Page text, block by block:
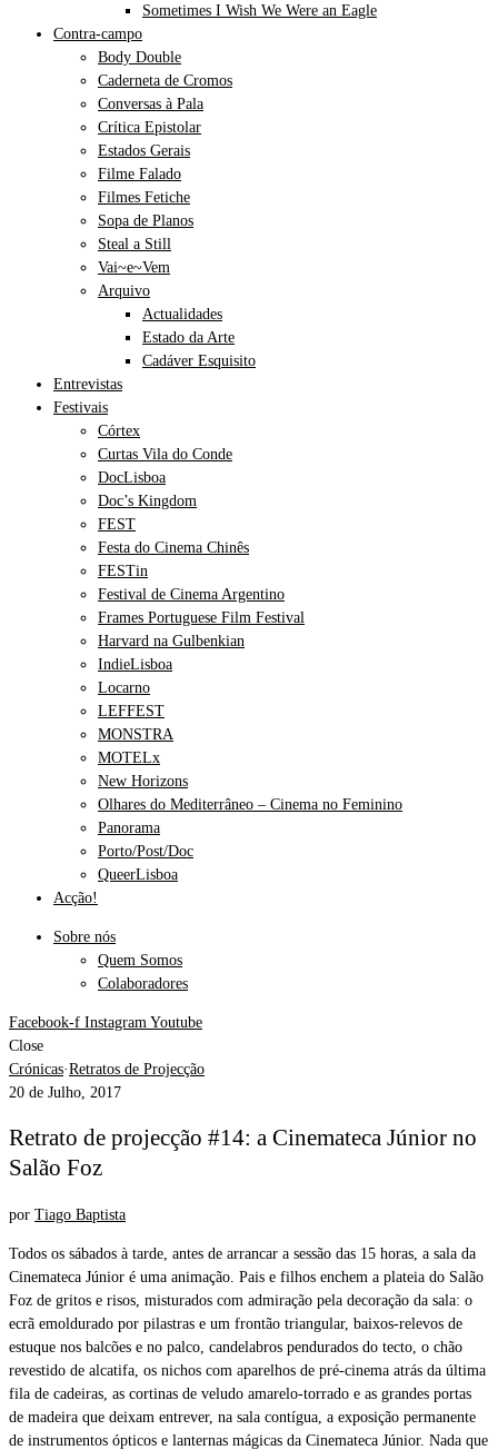
Sometimes I Wish We Were an Eagle
Contra-campo
Body Double
Caderneta de Cromos
Conversas à Pala
Crítica Epistolar
Estados Gerais
Filme Falado
Filmes Fetiche
Sopa de Planos
Steal a Still
Vai~e~Vem
Arquivo
Actualidades
Estado da Arte
Cadáver Esquisito
Entrevistas
Festivais
Córtex
Curtas Vila do Conde
DocLisboa
Doc’s Kingdom
FEST
Festa do Cinema Chinês
FESTin
Festival de Cinema Argentino
Frames Portuguese Film Festival
Harvard na Gulbenkian
IndieLisboa
Locarno
LEFFEST
MONSTRA
MOTELx
New Horizons
Olhares do Mediterrâneo – Cinema no Feminino
Panorama
Porto/Post/Doc
QueerLisboa
Acção!
Sobre nós
Quem Somos
Colaboradores
Facebook-f Instagram Youtube
Close
Crónicas·Retratos de Projecção
20 de Julho, 2017
Retrato de projecção #14: a Cinemateca Júnior no
Salão Foz
por Tiago Baptista
Todos os sábados à tarde, antes de arrancar a sessão das 15 horas, a sala da
Cinemateca Júnior é uma animação. Pais e filhos enchem a plateia do Salão
Foz de gritos e risos, misturados com admiração pela decoração da sala: o
ecrã emoldurado por pilastras e um frontão triangular, baixos-relevos de
estuque nos balcões e no palco, candelabros pendurados do tecto, o chão
revestido de alcatifa, os nichos com aparelhos de pré-cinema atrás da última
fila de cadeiras, as cortinas de veludo amarelo-torrado e as grandes portas
de madeira que deixam entrever, na sala contígua, a exposição permanente
de instrumentos ópticos e lanternas mágicas da Cinemateca Júnior. Nada que